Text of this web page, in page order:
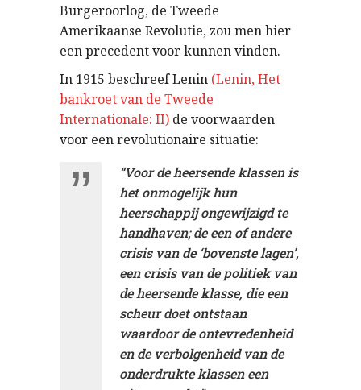
Burgeroorlog, de Tweede
Amerikaanse Revolutie, zou men hier
een precedent voor kunnen vinden.
In 1915 beschreef Lenin (Lenin, Het
bankroet van de Tweede
Internationale: II) de voorwaarden
voor een revolutionaire situatie:
“Voor de heersende klassen is
het onmogelijk hun
heerschappij ongewijzigd te
handhaven; de een of andere
crisis van de ‘bovenste lagen’,
een crisis van de politiek van
de heersende klasse, die een
scheur doet ontstaan
waardoor de ontevredenheid
en de verbolgenheid van de
onderdrukte klassen een